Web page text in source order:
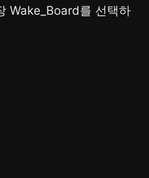
Wake_Board를 선택하